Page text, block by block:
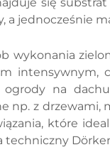
się
a jednocześnie
wykonania
intensywnym,
ogrody na
np. z
które
techniczny